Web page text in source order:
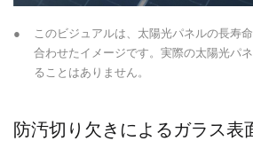
●
このビジュアルは、太陽光パネルの長寿
合わせたイメージです。実際の太陽光パ
ることはありません。
防汚切り欠きによるガラス表